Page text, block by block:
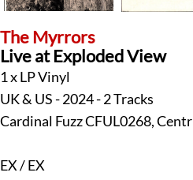
The Myrrors
Live at Exploded View
1 x LP Vinyl
UK & US - 2024 - 2 Tracks
Cardinal Fuzz CFUL0268,
EX / EX